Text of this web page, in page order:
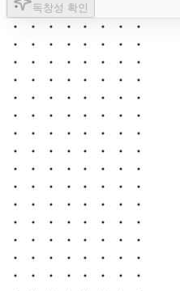
독창성 확인